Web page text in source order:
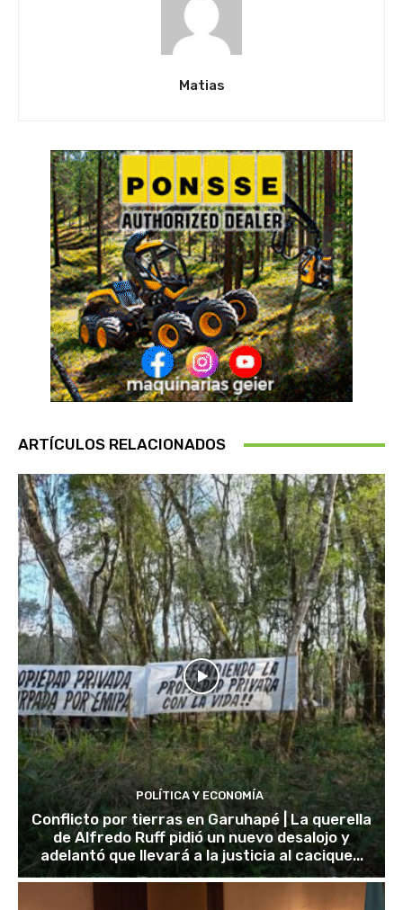
Matias
ARTÍCULOS RELACIONADOS
POLÍTICA Y ECONOMÍA
Conflicto por tierras en Garuhapé | La querella
de Alfredo Ruff pidió un nuevo desalojo y
adelantó que llevará a la justicia al cacique...